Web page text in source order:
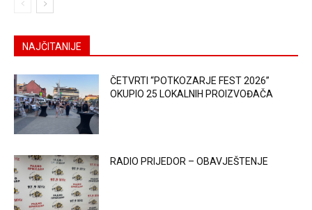
NAJČITANIJE
ČETVRTI “POTKOZARJE FEST 2026”
OKUPIO 25 LOKALNIH PROIZVOĐAČA
RADIO PRIJEDOR – OBAVJEŠTENJE